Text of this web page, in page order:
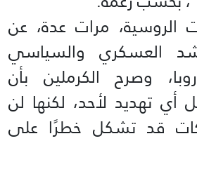
الروسية، مرات عدة، عن
العسكري والسياسي
وصرح الكرملين بأن
تهديد لأحد، لكنها لن
قد تشكل خطرًا على